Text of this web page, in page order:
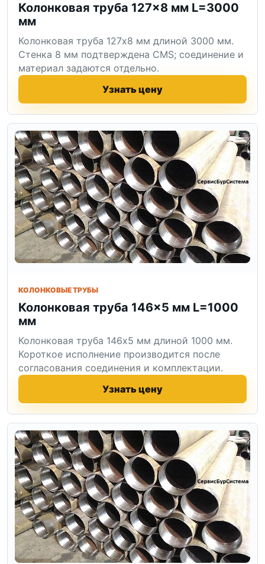
Колонковая труба 127×8 мм L=3000
мм
Колонковая труба 127x8 мм длиной 3000 мм.
Стенка 8 мм подтверждена CMS; соединение и
материал задаются отдельно.
Узнать цену
КОЛОНКОВЫЕ ТРУБЫ
Колонковая труба 146×5 мм L=1000
мм
Колонковая труба 146x5 мм длиной 1000 мм.
Короткое исполнение производится после
согласования соединения и комплектации.
Узнать цену